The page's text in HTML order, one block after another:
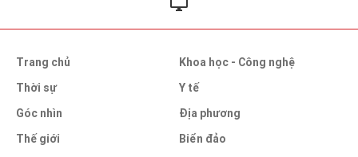
Trang chủ
Thời sự
Góc nhìn
Thế giới
Khoa học - Công nghệ
Y tế
Địa phương
Biển đảo